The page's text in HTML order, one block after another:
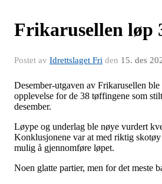
Frikarusellen løp
Postet av Idrettslaget Fri den 15. des
Desember-utgaven av Frikarusellen
opplevelse for de 38 tøffingene som
desember.
Løype og underlag ble nøye vurdert
Konklusjonene var at med riktig
mulig å gjennomføre løpet.
Noen glatte partier, men for det meste